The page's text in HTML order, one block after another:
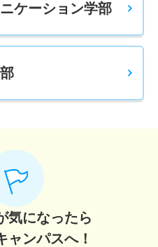
ケーション学部
気になったら
ャンパスへ！